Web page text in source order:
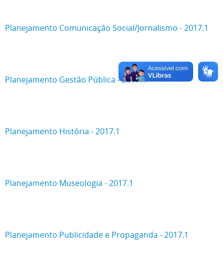
Planejamento Comunicação Social/Jornalismo - 2017.1
Planejamento Gestão Pública - 2017.1
Planejamento História - 2017.1
Planejamento Museologia - 2017.1
Planejamento Publicidade e Propaganda - 2017.1